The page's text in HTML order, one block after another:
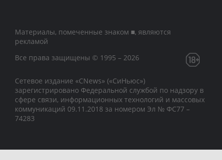
Материалы, помеченные знаком ■, являются
рекламой
Все права защищены © 1995 – 2026
Сетевое издание «CNews» («СиНьюс»)
зарегистрировано Федеральной службой по надзору в
сфере связи, информационных технологий и массовых
коммуникаций 09.11.2018 за номером Эл № ФС77 –
74283